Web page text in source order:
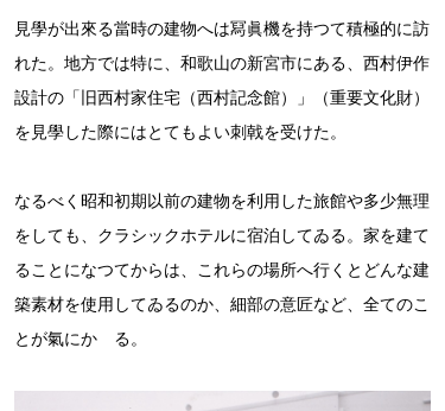
見學が出來る當時の建物へは冩眞機を持つて積極的に訪
れた。地方では特に、和歌山の新宮市にある、西村伊作
設計の「旧西村家住宅（西村記念館）」（重要文化財）
を見學した際にはとてもよい刺戟を受けた。
なるべく昭和初期以前の建物を利用した旅館や多少無理
をしても、クラシックホテルに宿泊してゐる。家を建て
ることになつてからは、これらの場所へ行くとどんな建
築素材を使用してゐるのか、細部の意匠など、全てのこ
とが氣にかゝる。